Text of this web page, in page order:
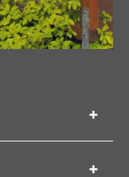
Pflanzen gut